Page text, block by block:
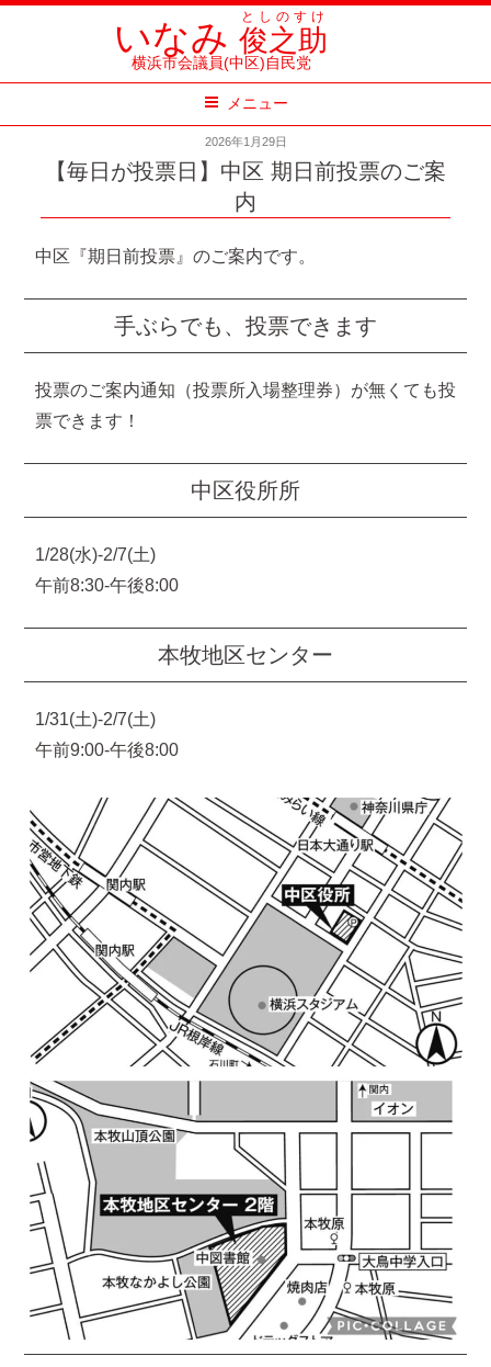
いなみ俊之助
としのすけ
横浜市会議員(中区)自民党
メニュー
2026年1月29日
【毎日が投票日】中区 期日前投票のご案
内
中区『期日前投票』のご案内です。
手ぶらでも、投票できます
投票のご案内通知（投票所入場整理券）が無くても投
票できます！
中区役所所
1/28(水)-2/7(土)
午前8:30-午後8:00
本牧地区センター
1/31(土)-2/7(土)
午前9:00-午後8:00